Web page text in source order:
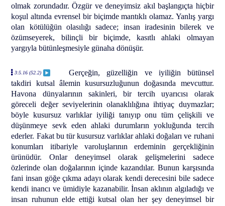
olmak zorundadır. Özgür ve deneyimsiz akıl başlangıçta hiçbir
koşul altında evrensel bir biçimde mantıklı olamaz. Yanlış yargı
olan kötülüğün olasılığı sadece; insan iradesinin bilerek ve
özümseyerek, bilinçli bir biçimde, kasıtlı ahlaki olmayan
yargıyla bütünleşmesiyle günaha dönüşür.
3:5.16 (52.2)
Gerçeğin, güzelliğin ve iyiliğin bütünsel
takdiri kutsal âlemin kusursuzluğunun doğasında mevcuttur.
Havona dünyalarının sakinleri, bir tercih uyarıcısı olarak
göreceli değer seviyelerinin olanaklılığına ihtiyaç duymazlar;
böyle kusursuz varlıklar iyiliği tanıyıp onu tüm çelişkili ve
düşünmeye sevk eden ahlaki durumların yokluğunda tercih
ederler. Fakat bu tür kusursuz varlıklar ahlaki doğaları ve ruhani
konumları itibariyle varoluşlarının erdeminin gerçekliğinin
ürünüdür. Onlar deneyimsel olarak gelişmelerini sadece
özlerinde olan doğalarının içinde kazandılar. Bunun karşısında
fani insan göğe çıkma adayı olarak kendi derecesini bile sadece
kendi inancı ve ümidiyle kazanabilir. İnsan aklının algıladığı ve
insan ruhunun elde ettiği kutsal olan her şey deneyimsel bir